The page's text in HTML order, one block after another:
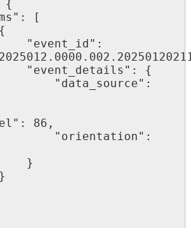
{
" :
[
{
" event_id " :
. 0000 . 002 .
" event_details " :
{
" data_source" :
" : 86 ,
" orientation" :
}
}